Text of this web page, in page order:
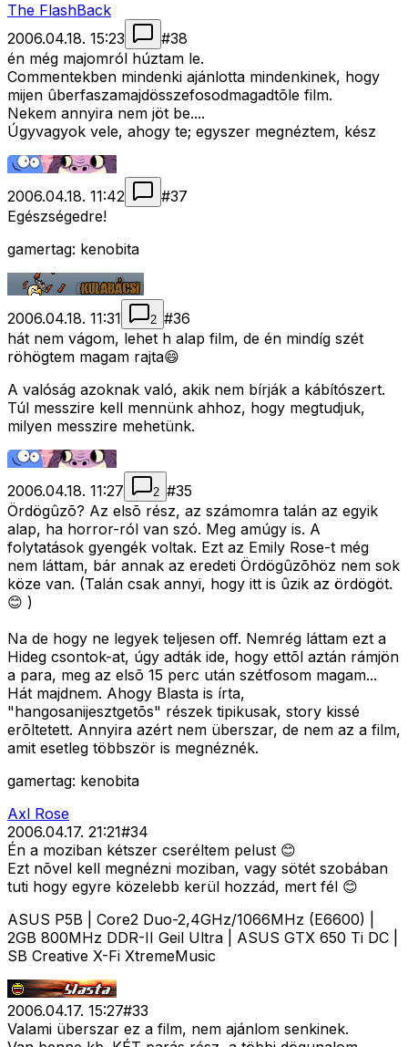
The FlashBack
2006.04.18. 15:23
#38
én még majomról húztam le.
Commentekben mindenki ajánlotta mindenkinek, hogy
mijen ûberfaszamajdösszefosodmagadtõle film.
Nekem annyira nem jöt be....
Úgyvagyok vele, ahogy te; egyszer megnéztem, kész
2006.04.18. 11:42 #37
Egészségedre!
gamertag: kenobita
2006.04.18. 11:31 2 #36
hát nem vágom, lehet h alap film, de én mindíg szét
röhögtem magam rajta😄
A valóság azoknak való, akik nem bírják a kábítószert.
Túl messzire kell mennünk ahhoz, hogy megtudjuk,
milyen messzire mehetünk.
2006.04.18. 11:27 2 #35
Ördögûzõ? Az elsõ rész, az számomra talán az egyik
alap, ha horror-ról van szó. Meg amúgy is. A
folytatások gyengék voltak. Ezt az Emily Rose-t még
nem láttam, bár annak az eredeti Ördögûzõhöz nem sok
köze van. (Talán csak annyi, hogy itt is ûzik az ördögöt.
😊 )
Na de hogy ne legyek teljesen off. Nemrég láttam ezt a
Hideg csontok-at, úgy adták ide, hogy ettõl aztán rámjön
a para, meg az elsõ 15 perc után szétfosom magam...
Hát majdnem. Ahogy Blasta is írta,
"hangosanijesztgetõs" részek tipikusak, story kissé
erõltetett. Annyira azért nem überszar, de nem az a film,
amit esetleg többször is megnéznék.
gamertag: kenobita
Axl Rose
2006.04.17. 21:21#34
Én a moziban kétszer cseréltem pelust 😊
Ezt nõvel kell megnézni moziban, vagy sötét szobában
tuti hogy egyre közelebb kerül hozzád, mert fél 😊
ASUS P5B | Core2 Duo-2,4GHz/1066MHz (E6600) |
2GB 800MHz DDR-II Geil Ultra | ASUS GTX 650 Ti DC |
SB Creative X-Fi XtremeMusic
2006.04.17. 15:27#33
Valami überszar ez a film, nem ajánlom senkinek.